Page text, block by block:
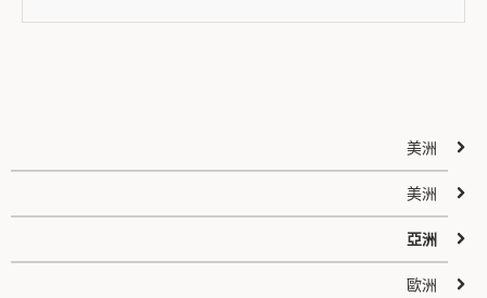
美洲
美洲
亞洲
歐洲